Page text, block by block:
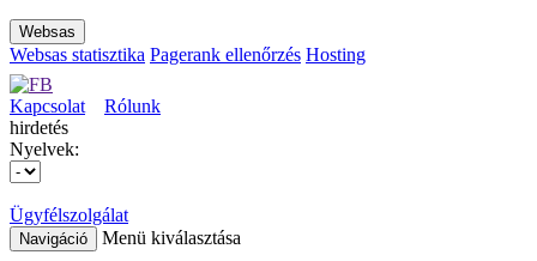
Websas
Websas statisztika Pagerank ellenőrzés Hosting
Kapcsolat
Rólunk
hirdetés
Nyelvek:
Ügyfélszolgálat
Navigáció Menü kiválasztása